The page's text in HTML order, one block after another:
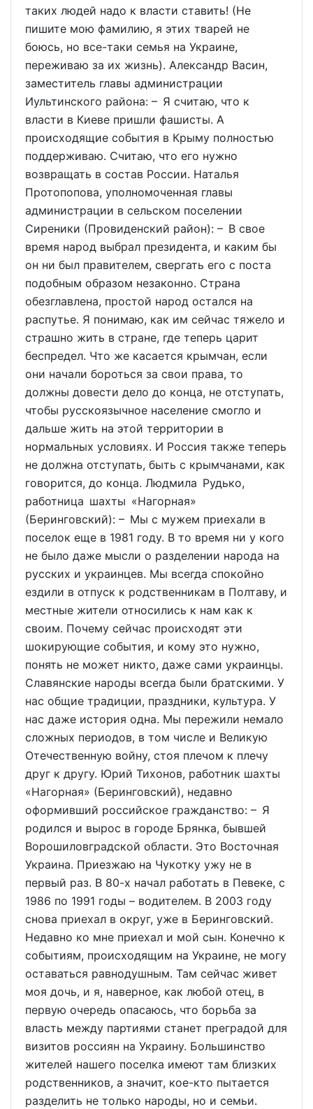
таких людей надо к власти ставить! (Не
пишите мою фамилию, я этих тварей не
боюсь, но все-таки семья на Украине,
переживаю за их жизнь). Александр Васин,
заместитель главы администрации
Иультинского района: – Я считаю, что к
власти в Киеве пришли фашисты. А
происходящие события в Крыму полностью
поддерживаю. Считаю, что его нужно
возвращать в состав России. Наталья
Протопопова, уполномоченная главы
администрации в сельском поселении
Сиреники (Провиденский район): – В свое
время народ выбрал президента, и каким бы
он ни был правителем, свергать его с поста
подобным образом незаконно. Страна
обезглавлена, простой народ остался на
распутье. Я понимаю, как им сейчас тяжело и
страшно жить в стране, где теперь царит
беспредел. Что же касается крымчан, если
они начали бороться за свои права, то
должны довести дело до конца, не отступать,
чтобы русскоязычное население смогло и
дальше жить на этой территории в
нормальных условиях. И Россия также теперь
не должна отступать, быть с крымчанами, как
говорится, до конца. Людмила Рудько,
работница шахты «Нагорная»
(Беринговский): – Мы с мужем приехали в
поселок еще в 1981 году. В то время ни у кого
не было даже мысли о разделении народа на
русских и украинцев. Мы всегда спокойно
ездили в отпуск к родственникам в Полтаву, и
местные жители относились к нам как к
своим. Почему сейчас происходят эти
шокирующие события, и кому это нужно,
понять не может никто, даже сами украинцы.
Славянские народы всегда были братскими. У
нас общие традиции, праздники, культура. У
нас даже история одна. Мы пережили немало
сложных периодов, в том числе и Великую
Отечественную войну, стоя плечом к плечу
друг к другу. Юрий Тихонов, работник шахты
«Нагорная» (Беринговский), недавно
оформивший российское гражданство: – Я
родился и вырос в городе Брянка, бывшей
Ворошиловградской области. Это Восточная
Украина. Приезжаю на Чукотку ужу не в
первый раз. В 80-х начал работать в Певеке, с
1986 по 1991 годы – водителем. В 2003 году
снова приехал в округ, уже в Беринговский.
Недавно ко мне приехал и мой сын. Конечно к
событиям, происходящим на Украине, не могу
оставаться равнодушным. Там сейчас живет
моя дочь, и я, наверное, как любой отец, в
первую очередь опасаюсь, что борьба за
власть между партиями станет преградой для
визитов россиян на Украину. Большинство
жителей нашего поселка имеют там близких
родственников, а значит, кое-кто пытается
разделить не только народы, но и семьи.